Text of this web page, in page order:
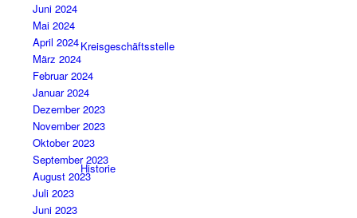
Kreisgeschäftsstelle
Historie
Juni 2024
Mai 2024
April 2024
März 2024
Februar 2024
Januar 2024
Dezember 2023
November 2023
Oktober 2023
September 2023
August 2023
Juli 2023
Juni 2023